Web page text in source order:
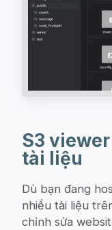
S3
tài liệu
Dù bạn đang
nhiều tài liệu
chỉnh sửa